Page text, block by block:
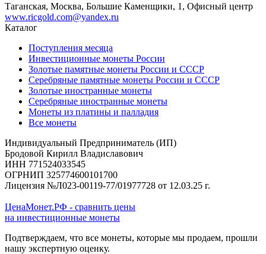
Таганская, Москва, Большие Каменщики, 1, Офисный центр
www.ricgold.com@yandex.ru
Каталог
Поступления месяца
Инвестиционные монеты России
Золотые памятные монеты России и СССР
Серебряные памятные монеты России и СССР
Золотые иностранные монеты
Серебряные иностранные монеты
Монеты из платины и палладия
Все монеты
Индивидуальный Предприниматель (ИП)
Бродовой Кирилл Владиславович
ИНН 771524033545
ОГРНИП 325774600101700
Лицензия №Л023-00119-77/01977728 от 12.03.25 г.
ЦенаМонет.РФ - сравнить цены
на инвестиционные монеты
Подтверждаем, что все монеты, которые мы продаем, прошли
нашу экспертную оценку.